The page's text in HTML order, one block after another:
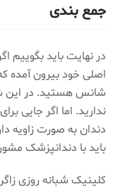
جمع بندی
در نهایت باید بگوییم
اصلی خود بیرون
شانس هستید. در این
ندارید. اما اگر جایی
دندان به صورت زاویه
باید با دندانپزشک
کلینیک شبانه روزی